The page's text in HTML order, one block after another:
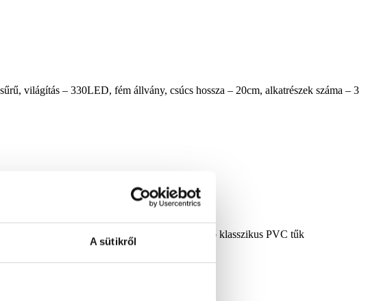
A sütikről
világítás – 330LED, fém állvány, csúcs hossza – 20cm, alkatrészek száma – 3
végén lévő 3D fenyőtűk és a fa belsejében lévő klasszikus PVC tűk
minden gally a helyén legyen.